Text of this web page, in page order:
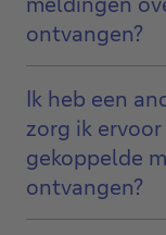
ontvangen?
Ik heb een
zorg ik
gekoppelde
ontvangen?